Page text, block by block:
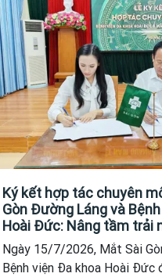
Ký kết hợp tác chuyên
Gòn Đường Láng và
Hoài Đức: Nâng tầm trải
sóc nhãn khoa cho người
Ngày 15/7/2026, Mắt Sài
Bệnh viện Đa khoa Hoài Đức